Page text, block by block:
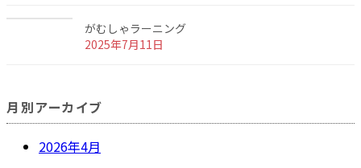
がむしゃラーニング
2025年7月11日
月別アーカイブ
2026年4月